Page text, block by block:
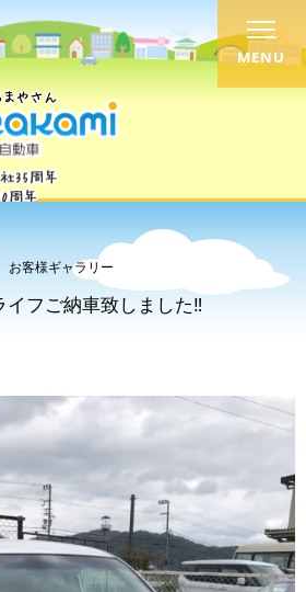
MENU
お客様ギャラリー
イフご納車致しました‼︎